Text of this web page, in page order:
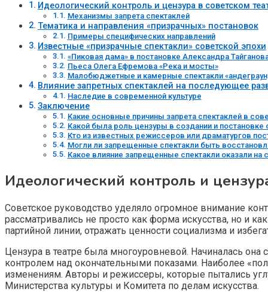
Идеологический контроль и цензура в советском
Механизмы запрета спектаклей
Тематика и направления «призрачных» постановок
Примеры специфических направлений
Известные «призрачные спектакли» советской эпохи
«Пиковая дама» в постановке Александра
Пьеса Олега Ефремова «Река и мосты»
Малобюджетные и камерные спектакли
Влияние запретных спектаклей на последующее
Наследие в современной культуре
Заключение
Какие основные причины запрета спектаклей в
Какой была роль цензуры в создании и постановке
Кто из известных режиссеров или драматургов
Могли ли запрещенные спектакли быть
Какое влияние запрещенные спектакли оказали
Идеологический контроль и
Советское руководство уделяло огромное внимание
рассматривались не просто как форма искусства, но и
партийной линии, отражать ценности социализма и
Цензура в театре была многоуровневой. Начиналась
контролем над окончательными показами. Наиболее
изменениям. Авторы и режиссеры, которые пытались
Министерства культуры и Комитета по делам искусства.